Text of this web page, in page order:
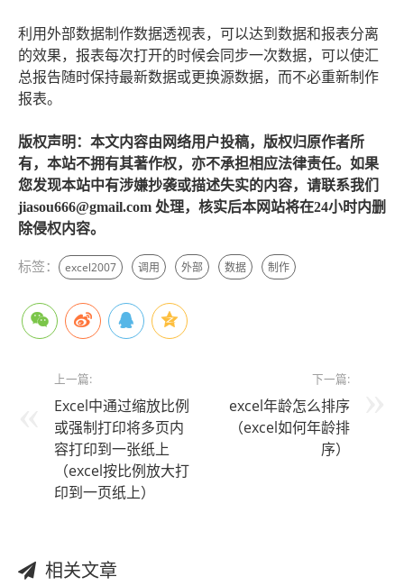
利用外部数据制作数据透视表，可以达到数据和报表分离
的效果，报表每次打开的时候会同步一次数据，可以使汇
总报告随时保持最新数据或更换源数据，而不必重新制作
报表。
版权声明：本文内容由网络用户投稿，版权归原作者所
有，本站不拥有其著作权，亦不承担相应法律责任。如果
您发现本站中有涉嫌抄袭或描述失实的内容，请联系我们
jiasou666@gmail.com 处理，核实后本网站将在24小时内删
除侵权内容。
标签： excel2007 调用 外部 数据 制作
上一篇:
Excel中通过缩放比例
或强制打印将多页内
容打印到一张纸上
（excel按比例放大打
印到一页纸上）
下一篇:
excel年龄怎么排序
（excel如何年龄排
序）
相关文章